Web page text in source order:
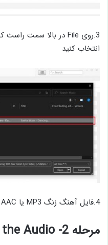
3.روی File در بالا سمت راست کلیک کرده و ‘
انتخاب کنید
4.فایل آهنگ زنگ MP3 یا AAC را از درایو خود انتخاب کنید.
مرحله 2- Trimming the Audio در iTunes